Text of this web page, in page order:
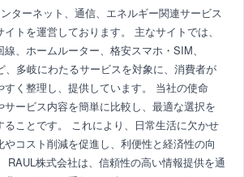
ターネット、通信、エネルギー関連サービス
トを運営しております。 主なサイトでは、
、ホームルーター、格安スマホ・SIM、
、多岐にわたるサービスを対象に、消費者が
すく整理し、提供しています。 当社の使命
サービス内容を簡単に比較し、最適な選択を
ることです。 これにより、日常生活に欠かせ
コスト削減を促進し、利便性と経済性の向
RAUL株式会社は、信頼性の高い情報提供を通